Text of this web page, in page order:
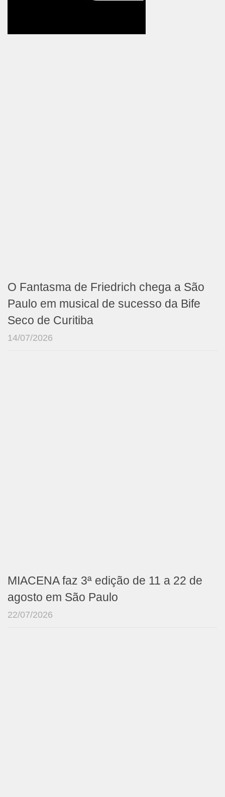
O Fantasma de Friedrich chega a São
Paulo em musical de sucesso da Bife
Seco de Curitiba
14/07/2026
MIACENA faz 3ª edição de 11 a 22 de
agosto em São Paulo
22/07/2026